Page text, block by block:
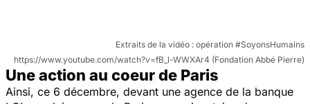
Extraits de la vidéo : opération #SoyonsHumains
https://www.youtube.com/watch?v=fB_l-WWXAr4 (Fondation Abbé Pierre)
Une action au coeur de Paris
Ainsi, ce 6 décembre, devant une agence de la banque